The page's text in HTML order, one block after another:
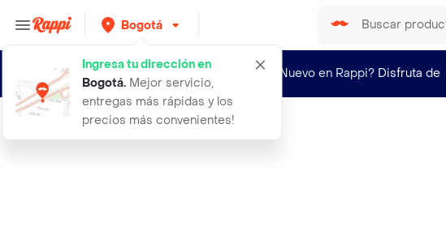
Bogotá
Ingresa tu dirección en
Bogotá. Mejor servicio,
entregas más rápidas y los
precios más convenientes!
¿Nuevo en Rappi? Disfruta de
a derma exomega aceite de ducha